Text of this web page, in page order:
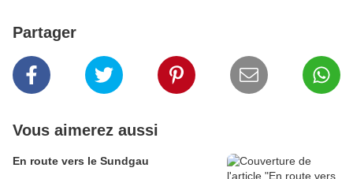
Partager
Vous aimerez aussi
En route vers le Sundgau